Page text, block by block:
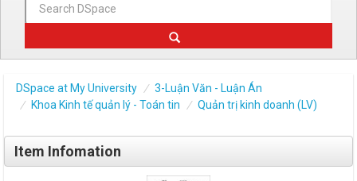
DSpace at My University
3-Luận Văn - Luận Án
Khoa Kinh tế quản lý - Toán tin
Quản trị kinh doanh (LV)
Item Infomation